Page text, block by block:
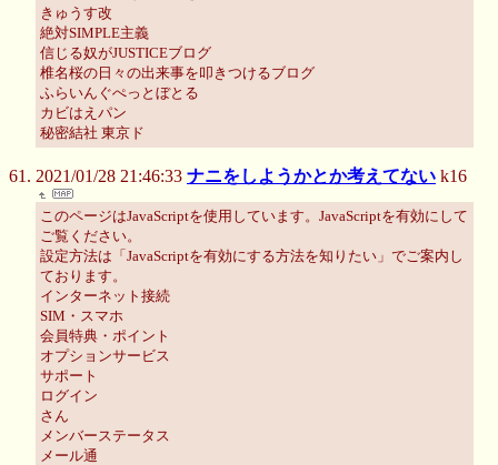
きゅうす改
絶対SIMPLE主義
信じる奴がJUSTICEブログ
椎名桜の日々の出来事を叩きつけるブログ
ふらいんぐぺっとぼとる
カビはえパン
秘密結社 東京ド
2021/01/28 21:46:33 ナニをしようかとか考えてない k16
このページはJavaScriptを使用しています。JavaScriptを有効にして
ご覧ください。
設定方法は「JavaScriptを有効にする方法を知りたい」でご案内し
ております。
インターネット接続
SIM・スマホ
会員特典・ポイント
オプションサービス
サポート
ログイン
さん
メンバーステータス
メール通